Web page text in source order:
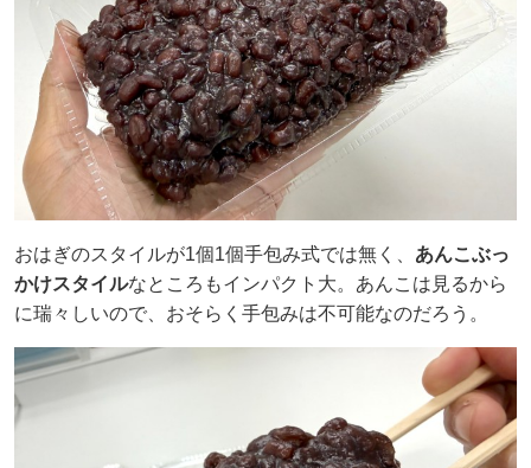
おはぎのスタイルが1個1個手包み式では無く、 あんこぶっ
かけスタイルなところもインパクト大。あんこは見るから
に瑞々しいので、おそらく手包みは不可能なのだろう。